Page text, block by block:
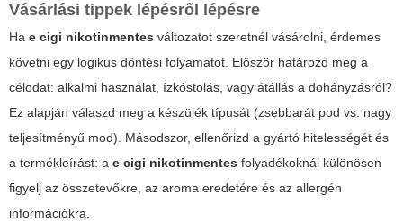
Vásárlási tippek lépésről lépésre
Ha e cigi nikotinmentes változatot szeretnél vásárolni, érdemes
követni egy logikus döntési folyamatot. Először határozd meg a
célodat: alkalmi használat, ízkóstolás, vagy átállás a dohányzásról?
Ez alapján válaszd meg a készülék típusát (zsebbarát pod vs. nagy
teljesítményű mod). Másodszor, ellenőrizd a gyártó hitelességét és
a termékleírást: a e cigi nikotinmentes folyadékoknál különösen
figyelj az összetevőkre, az aroma eredetére és az allergén
információkra.